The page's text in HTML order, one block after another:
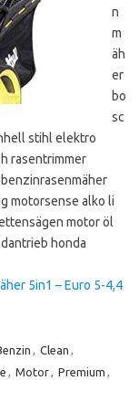
n
m
äh
er
bo
sc
stihl elektro
rasentrimmer
motorsense alko li
motor öl
honda
5in1 – Euro 5-4,4
, Clean ,
, Motor, Premium ,